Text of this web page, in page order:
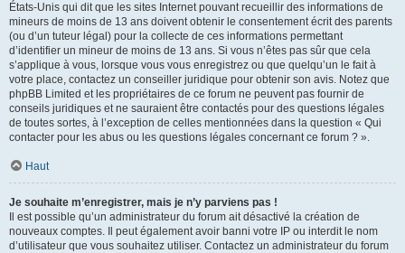
États-Unis qui dit que les sites Internet pouvant recueillir des informations de
mineurs de moins de 13 ans doivent obtenir le consentement écrit des parents
(ou d’un tuteur légal) pour la collecte de ces informations permettant
d’identifier un mineur de moins de 13 ans. Si vous n’êtes pas sûr que cela
s’applique à vous, lorsque vous vous enregistrez ou que quelqu’un le fait à
votre place, contactez un conseiller juridique pour obtenir son avis. Notez que
phpBB Limited et les propriétaires de ce forum ne peuvent pas fournir de
conseils juridiques et ne sauraient être contactés pour des questions légales
de toutes sortes, à l’exception de celles mentionnées dans la question « Qui
contacter pour les abus ou les questions légales concernant ce forum ? ».
Haut
Je souhaite m’enregistrer, mais je n’y parviens pas !
Il est possible qu’un administrateur du forum ait désactivé la création de
nouveaux comptes. Il peut également avoir banni votre IP ou interdit le nom
d’utilisateur que vous souhaitez utiliser. Contactez un administrateur du forum